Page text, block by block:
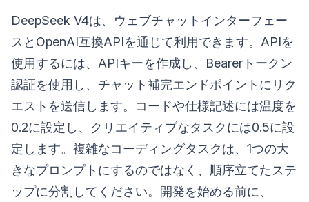
DeepSeek V4は、ウェブチャットインターフェー
スとOpenAI互換APIを通じて利用できます。APIを
使用するには、APIキーを作成し、Bearerトークン
認証を使用し、チャット補完エンドポイントにリク
エストを送信します。コードや仕様記述には温度を
0.2に設定し、クリエイティブなタスクには0.5に設
定します。複雑なコーディングタスクは、1つの大
きなプロンプトにするのではなく、順序立てたステ
ップに分割してください。開発を始める前に、